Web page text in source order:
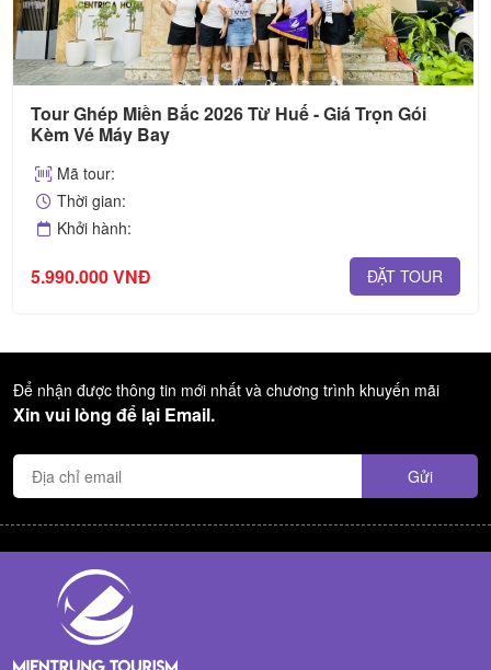
Tour Ghép Miền Bắc 2026 Từ Huế - Giá Trọn Gói
Kèm Vé Máy Bay
Mã tour:
Thời gian:
Khởi hành:
5.990.000 VNĐ ĐẶT TOUR
Để nhận được thông tin mới nhất và chương trình khuyến mãi
Xin vui lòng để lại Email.